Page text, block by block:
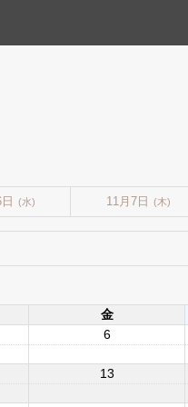
(水) 11月7日 (木)
金
6
13